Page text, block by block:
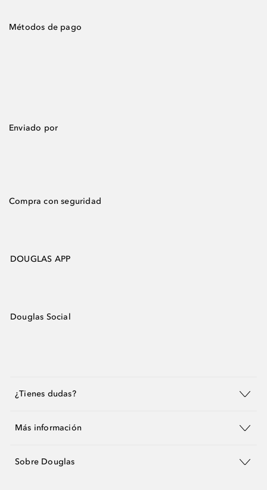
Métodos de pago
Enviado por
Compra con seguridad
DOUGLAS APP
Douglas Social
¿Tienes dudas?
Más información
Sobre Douglas